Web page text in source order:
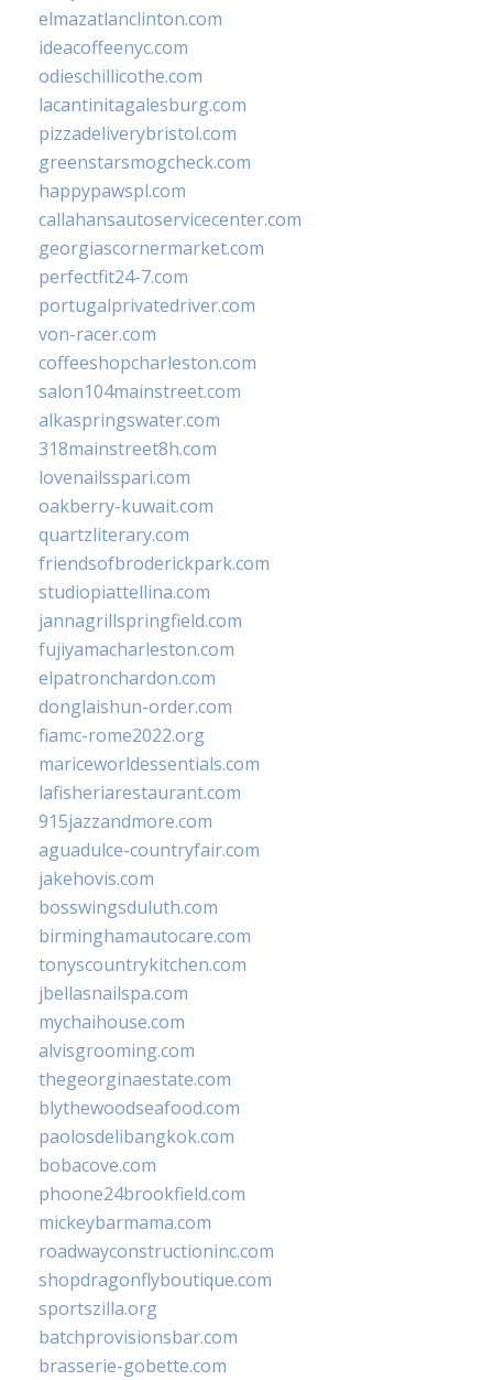
elmazatlanclinton.com
ideacoffeenyc.com
odieschillicothe.com
lacantinitagalesburg.com
pizzadeliverybristol.com
greenstarsmogcheck.com
happypawspl.com
callahansautoservicecenter.com
georgiascornermarket.com
perfectfit24-7.com
portugalprivatedriver.com
von-racer.com
coffeeshopcharleston.com
salon104mainstreet.com
alkaspringswater.com
318mainstreet8h.com
lovenailsspari.com
oakberry-kuwait.com
quartzliterary.com
friendsofbroderickpark.com
studiopiattellina.com
jannagrillspringfield.com
fujiyamacharleston.com
elpatronchardon.com
donglaishun-order.com
fiamc-rome2022.org
mariceworldessentials.com
lafisheriarestaurant.com
915jazzandmore.com
aguadulce-countryfair.com
jakehovis.com
bosswingsduluth.com
birminghamautocare.com
tonyscountrykitchen.com
jbellasnailspa.com
mychaihouse.com
alvisgrooming.com
thegeorginaestate.com
blythewoodseafood.com
paolosdelibangkok.com
bobacove.com
phoone24brookfield.com
mickeybarmama.com
roadwayconstructioninc.com
shopdragonflyboutique.com
sportszilla.org
batchprovisionsbar.com
brasserie-gobette.com